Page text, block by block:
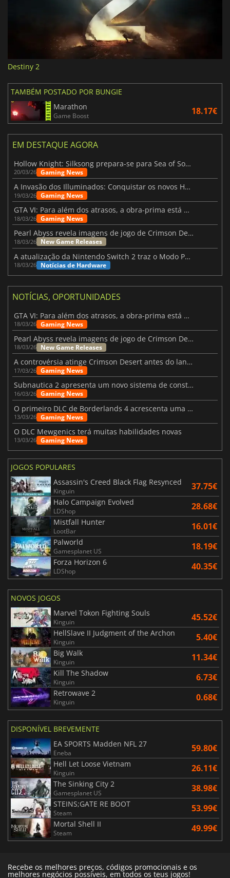
Destiny 2
TAMBÉM POSTADO POR BUNGIE
Marathon
Game Boost 18.17€
EM DESTAQUE AGORA
Hollow Knight: Silksong prepara-se para Sea of Sorrow com um patch
20/03/26 Gaming News
A Invasão dos Illuminados: Conquistar os novos Helldivers 2 Atualização!
19/03/26 Gaming News
GTA VI: Para além dos atrasos, a obra-prima está quase a chegar
18/03/26 Gaming News
Pearl Abyss revela imagens de jogo de Crimson Desert para a PS5
18/03/26 New Game Releases
A atualização da Nintendo Switch 2 traz o Modo Portátil aos jogos mais antigos da Switch
18/03/26 Notícias de Hardware
NOTÍCIAS, OPORTUNIDADES
GTA VI: Para além dos atrasos, a obra-prima está quase a chegar
18/03/26 Gaming News
Pearl Abyss revela imagens de jogo de Crimson Desert para a PS5
18/03/26 New Game Releases
A controvérsia atinge Crimson Desert antes do lançamento
17/03/26 Gaming News
Subnautica 2 apresenta um novo sistema de construção de bases
16/03/26 Gaming News
O primeiro DLC de Borderlands 4 acrescenta uma nova personagem e muito mais
13/03/26 Gaming News
O DLC Mewgenics terá muitas habilidades novas
13/03/26 Gaming News
JOGOS POPULARES
Assassin's Creed Black Flag Resynced
Kinguin 37.75€
Halo Campaign Evolved
LDShop 28.68€
Mistfall Hunter
LootBar 16.01€
Palworld
Gamesplanet US 18.19€
Forza Horizon 6
LDShop 40.35€
NOVOS JOGOS
Marvel Tokon Fighting Souls
Kinguin 45.52€
HellSlave II Judgment of the Archon
Kinguin 5.40€
Big Walk
Kinguin 11.34€
Kill The Shadow
Kinguin 6.73€
Retrowave 2
Kinguin 0.68€
DISPONÍVEL BREVEMENTE
EA SPORTS Madden NFL 27
Eneba 59.80€
Hell Let Loose Vietnam
Kinguin 26.11€
The Sinking City 2
Gamesplanet US 38.98€
STEINS;GATE RE BOOT
Steam 53.99€
Mortal Shell II
Steam 49.99€
Recebe os melhores preços, códigos promocionais e os
melhores negócios possíveis, em todos os teus jogos!